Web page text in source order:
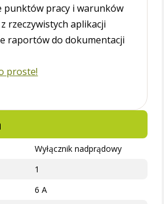
punktów pracy i warunków
rzeczywistych aplikacji
raportów do dokumentacji
proste!
Wyłącznik nadprądowy
1
6 A